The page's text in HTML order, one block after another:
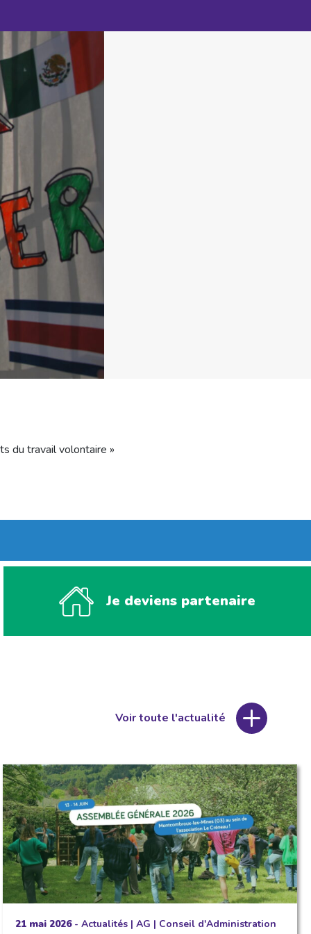
du travail volontaire »
Je deviens partenaire
Voir toute l'actualité
21 mai 2026- Actualités| AG | Conseil d'Administration